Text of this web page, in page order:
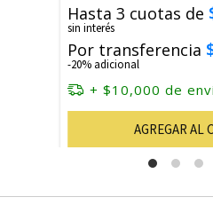
Hasta 3 cuotas de
sin interés
Por transferencia
-20% adicional
+ $10,000 de
AGREGAR AL